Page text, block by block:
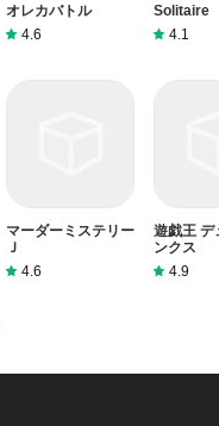
オレカバトル
4.6
Solitaire
4.1
マーダーミステリー
Ｊ
4.6
遊戯王 デ
ンクス
4.9